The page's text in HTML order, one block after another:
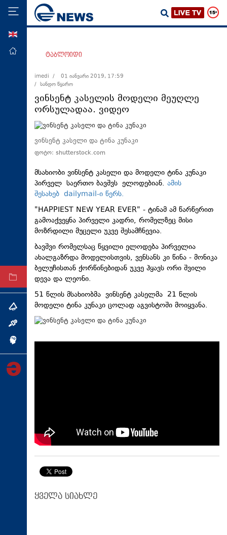
მთავარი
ეკონომიკა
მსოფლიო
სამართალი
თავდაცვა
რეგიონი
სპორტი
ტექნოლოგიები
ტაბლოიდი
არქივი
თემა
ინტერვიუ
ინქვიზიცია
ტაბლოიდი
imedi /
01 იანვარი 2019, 17:59
/ სანდო წყარო
ვინსენტ კასელის მოდელი მეუღლე
ორსულადაა. ვიდეო
ვინსენტ კასელი და ტინა კუნაკი
ფოტო: shutterstock.com
მსახიობი ვინსენტ კასელი და მოდელი ტინა კუნაკი
პირველ საერთო ბავშვს ელოდებიან. ამის
შესახებ dailymail-ი წერს.
"HAPPIEST NEW YEAR EVER" - ტინამ ამ წარწერით
გამოაქვეყნა პირველი კადრი, რომელზეც მისი
მოზრდილი მუცელი უკვე შესამჩნევია.
ბავშვი რომელსაც წყვილი ელოდება პირველია
ახალგაზრდა მოდელისთვის, ვენსანს კი წინა - მონიკა
ბელუჩისთან ქორწინებიდან უკვე ჰყავს ორი შვილი
დევა და ლეონი.
51 წლის მსახიობმა ვინსენტ კასელმა 21 წლის
მოდელი ტინა კუნაკი ცოლად აგვისტოში მოიყვანა.
ყველა სიახლე